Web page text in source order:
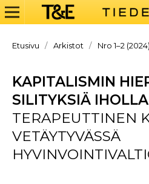
Etusivu / Arkistot / Nro 1–2 (2024)
KAPITALISMIN
SILITYKSIÄ IHOLLA
TERAPEUTTINEN
VETÄYTYVÄSSÄ